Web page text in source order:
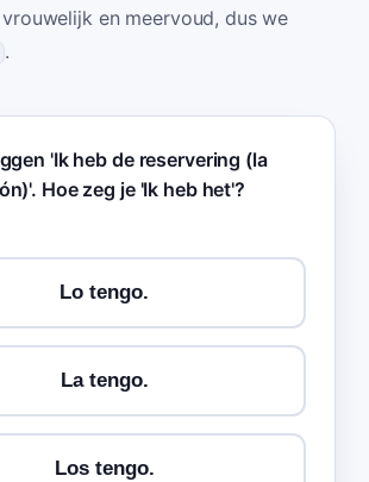
en meervoud, dus we
.
'Ik heb de reservering (la
Hoe zeg je 'Ik heb het'?
Lo tengo.
La tengo.
Los tengo.